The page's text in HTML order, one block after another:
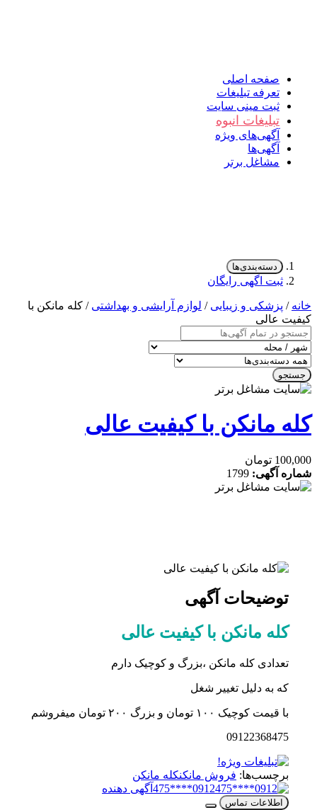
صفحه اصلی
تعرفه تبلیغات
ثبت مینی سایت
تبلیغات انبوه
آگهی‌های ویژه
آگهی‌ها
مشاغل برتر
دسته‌بندی‌ها
ثبت اگهی رایگان
/پزشکی و زیبایی /لوازم آرایشی و بهداشتی / کله مانکن با
عالی
مانکن با کیفیت عالی
تومان
آگهی:1799
توضیحات آگهی
کله مانکن با کیفیت عالی
تعدادی کله مانکن ،بزرگ و کوچیک دارم
که به دلیل تغییر شغل
با قیمت کوچیک ۱۰۰ تومان و بزرگ ۲۰۰ تومان میفروشم
09122368475
برچسب‌ها:فروش مانکن کله مانکن
0912****475
آگهی دهنده
اطلاعات تماس